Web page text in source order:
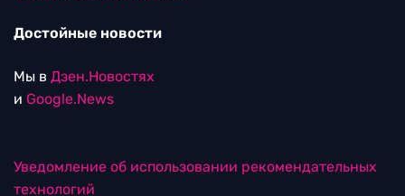
Достойные новости
Мы в Дзен.Новостях
и Google.News
Уведомление об использовании рекомендательных
технологий